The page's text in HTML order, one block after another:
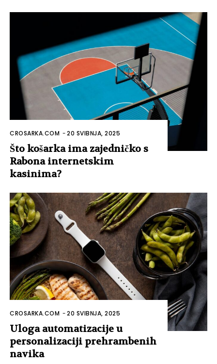
CROSARKA.COM -20 SVIBNJA, 2025
Što košarka ima zajedničko s
Rabona internetskim
kasinima?
CROSARKA.COM -20 SVIBNJA, 2025
Uloga automatizacije u
personalizaciji prehrambenih
navika